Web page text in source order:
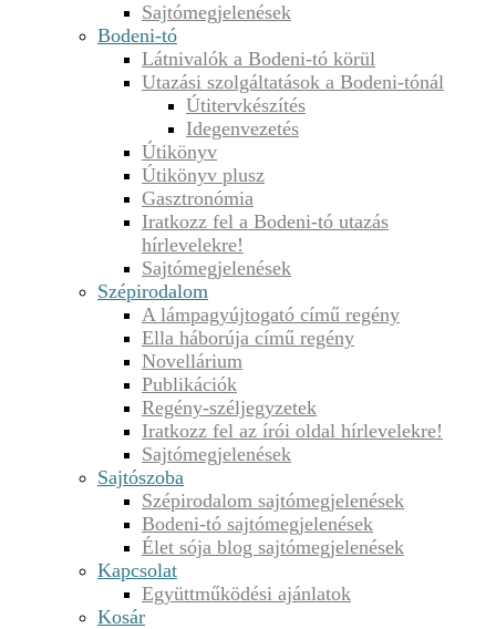
Sajtómegjelenések
Bodeni-tó
Látnivalók a Bodeni-tó körül
Utazási szolgáltatások a Bodeni-tónál
Útitervkészítés
Idegenvezetés
Útikönyv
Útikönyv plusz
Gasztronómia
Iratkozz fel a Bodeni-tó utazás
hírlevelekre!
Sajtómegjelenések
Szépirodalom
A lámpagyújtogató című regény
Ella háborúja című regény
Novellárium
Publikációk
Regény-széljegyzetek
Iratkozz fel az írói oldal hírlevelekre!
Sajtómegjelenések
Sajtószoba
Szépirodalom sajtómegjelenések
Bodeni-tó sajtómegjelenések
Élet sója blog sajtómegjelenések
Kapcsolat
Együttműködési ajánlatok
Kosár